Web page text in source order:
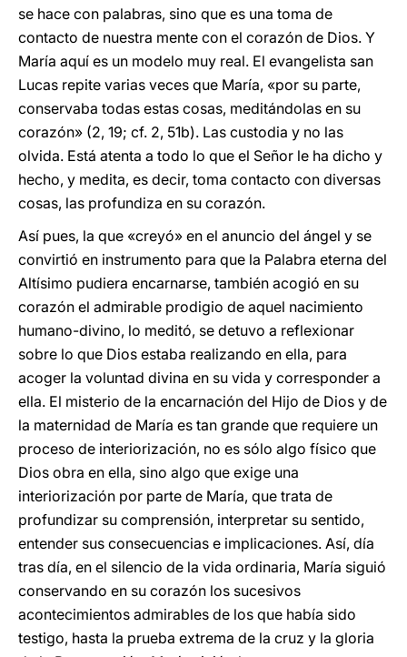
se hace con palabras, sino que es una toma de
contacto de nuestra mente con el corazón de Dios. Y
María aquí es un modelo muy real. El evangelista san
Lucas repite varias veces que María, «por su parte,
conservaba todas estas cosas, meditándolas en su
corazón» (2, 19; cf. 2, 51b). Las custodia y no las
olvida. Está atenta a todo lo que el Señor le ha dicho y
hecho, y medita, es decir, toma contacto con diversas
cosas, las profundiza en su corazón.
Así pues, la que «creyó» en el anuncio del ángel y se
convirtió en instrumento para que la Palabra eterna del
Altísimo pudiera encarnarse, también acogió en su
corazón el admirable prodigio de aquel nacimiento
humano-divino, lo meditó, se detuvo a reflexionar
sobre lo que Dios estaba realizando en ella, para
acoger la voluntad divina en su vida y corresponder a
ella. El misterio de la encarnación del Hijo de Dios y de
la maternidad de María es tan grande que requiere un
proceso de interiorización, no es sólo algo físico que
Dios obra en ella, sino algo que exige una
interiorización por parte de María, que trata de
profundizar su comprensión, interpretar su sentido,
entender sus consecuencias e implicaciones. Así, día
tras día, en el silencio de la vida ordinaria, María siguió
conservando en su corazón los sucesivos
acontecimientos admirables de los que había sido
testigo, hasta la prueba extrema de la cruz y la gloria